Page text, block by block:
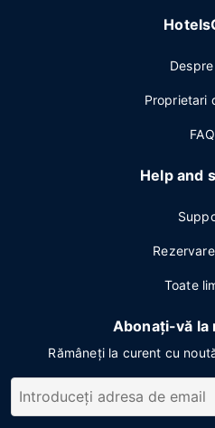
Proprietari
FAQ
Help and
Toate
Abonați-vă
Rămâneți la curent cu